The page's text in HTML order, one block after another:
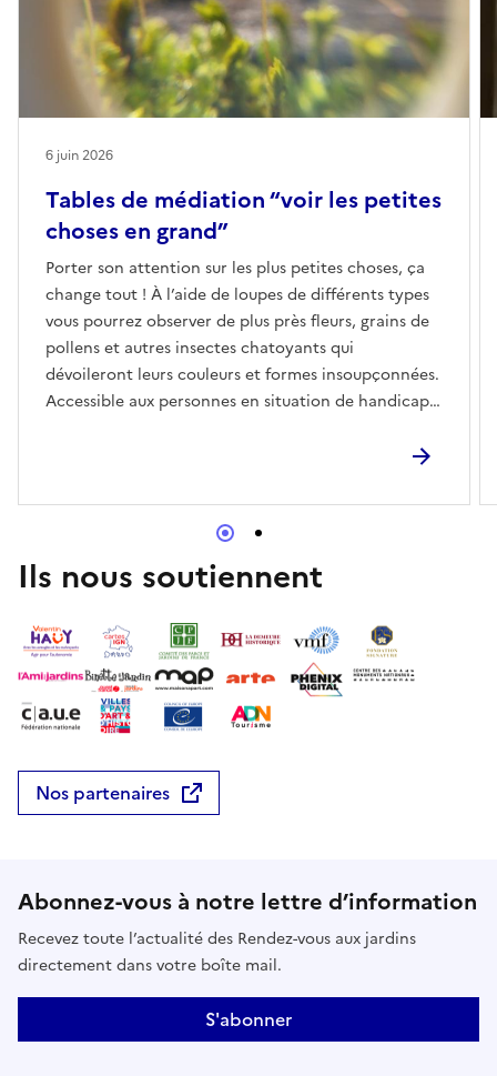
Tables de médiation “voir les petites
choses en grand”
Porter son attention sur les plus petites choses, ça
change tout ! À l’aide de loupes de différents types
vous pourrez observer de plus près fleurs, grains de
pollens et autres insectes chatoyants qui
dévoileront leurs couleurs et formes insoupçonnées.
Accessible aux personnes en situation de handicap
6 juin 2026
Ils nous soutiennent
Nos partenaires
Abonnez-vous à notre lettre d’information
Recevez toute l’actualité des Rendez-vous aux jardins
directement dans votre boîte mail.
S'abonner